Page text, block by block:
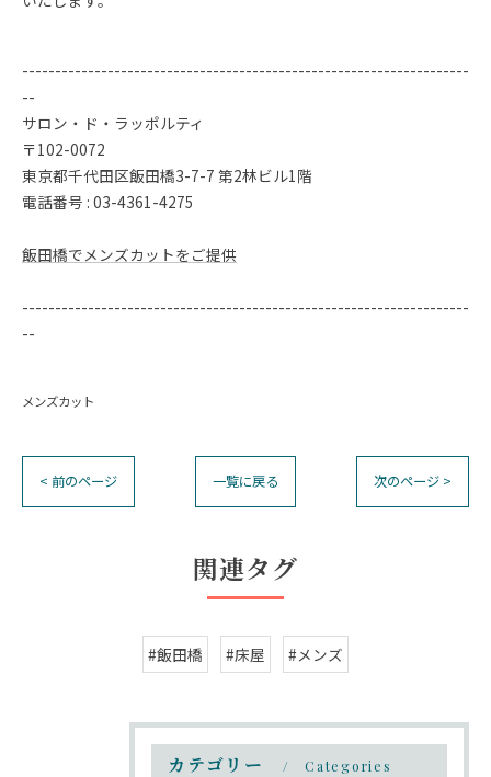
--------------------------------------------------------------------
--
サロン・ド・ラッポルティ
〒102-0072
東京都千代田区飯田橋3-7-7 第2林ビル1階
電話番号 : 03-4361-4275
飯田橋でメンズカットをご提供
--------------------------------------------------------------------
--
メンズカット
< 前のページ 一覧に戻る 次のページ >
関連タグ
#飯田橋 #床屋 #メンズ
カテゴリー Categories